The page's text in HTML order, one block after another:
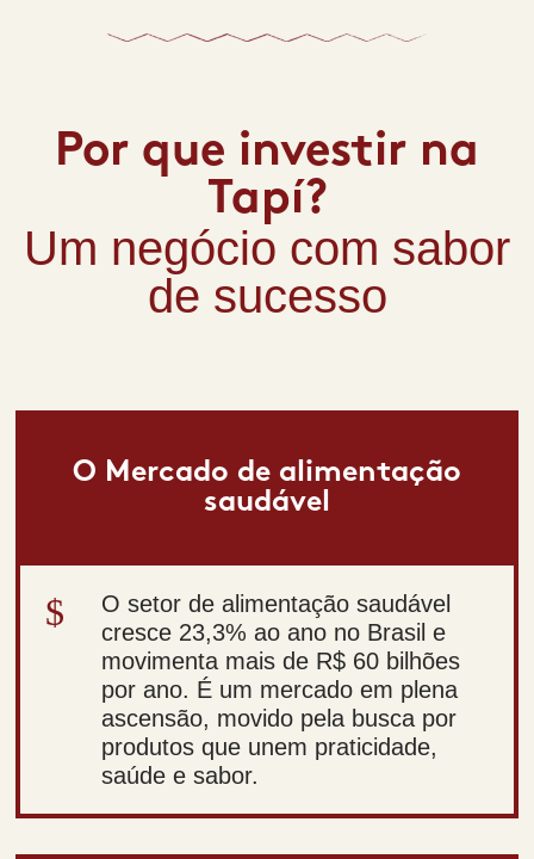
Por que investir na
Tapí?
Um negócio com sabor
de sucesso
O Mercado de alimentação
saudável
$
O setor de alimentação saudável
cresce 23,3% ao ano no Brasil e
movimenta mais de R$ 60 bilhões
por ano. É um mercado em plena
ascensão, movido pela busca por
produtos que unem praticidade,
saúde e sabor.